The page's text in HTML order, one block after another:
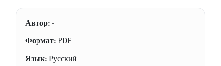
Автор: -
Формат: PDF
Язык: Русский